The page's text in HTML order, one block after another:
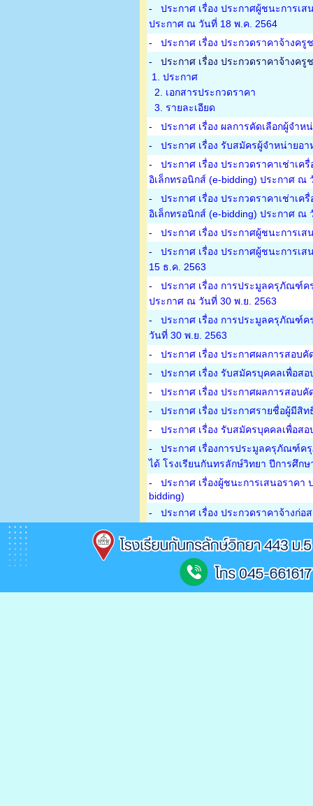
-
ประกาศ เรื่อง ประกาศผู้ชนะการเ
ประกาศ ณ วันที่ 18 พ.ค. 2564
-
ประกาศ เรื่อง ประกวดราคาจ้างค
-
ประกาศ เรื่อง ประกวดราคาจ้างค
1. ประกาศ
2. เอกสารประกวดราคา
3. รายละเอียด
-
ประกาศ เรื่อง ผลการคัดเลือกผู้จำ
-
ประกาศ เรื่อง รับสมัครผู้จำหน่ายอ
-
ประกาศ เรื่อง ประกวดราคาเช่าเ
อิเล็กทรอนิกส์ (e-bidding) ประกาศ ณ
-
ประกาศ เรื่อง ประกวดราคาเช่าเ
อิเล็กทรอนิกส์ (e-bidding) ประกาศ ณ
-
ประกาศ เรื่อง ประกาศผู้ชนะการ
-
ประกาศ เรื่อง ประกาศผู้ชนะการ
15 ธ.ค. 2563
-
ประกาศ เรื่อง การประมูลครุภัณฑ์
ประกาศ ณ วันที่ 30 พ.ย. 2563
-
ประกาศ เรื่อง การประมูลครุภัณฑ์
วันที่ 30 พ.ย. 2563
-
ประกาศ เรื่อง ประกาศผลการสอบ
-
ประกาศ เรื่อง รับสมัครบุคคลเพื่อส
-
ประกาศ เรื่อง ประกาศผลการสอบ
-
ประกาศ เรื่อง ประกาศรายชื่อผู้มีสิ
-
ประกาศ เรื่อง รับสมัครบุคคลเพื่อส
-
ประกาศ เรื่องการประมูลครุภัณฑ์ค
ได้ โรงเรียนกันทรลักษ์วิทยา ปีการศึกษ
-
ประกาศ เรื่องผู้ชนะการเสนอราคา
bidding)
-
ประกาศ เรื่อง ประกวดราคาจ้างก่